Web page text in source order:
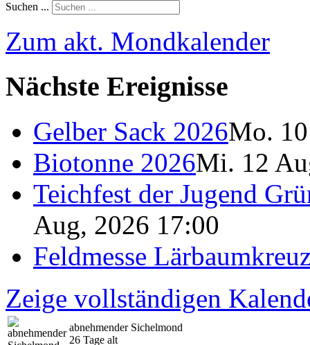
Suchen ...
Zum akt. Mondkalender
Nächste Ereignisse
Gelber Sack 2026Mo.
Biotonne 2026Mi. 12
Teichfest der Jugend
Aug, 2026 17:00
Feldmesse
Zeige vollständigen
abnehmender Sichelmond
26 Tage alt